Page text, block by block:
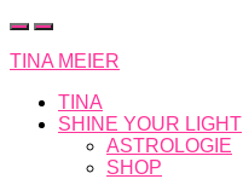
Skip
content
TINA MEIER
TINA
SHINE YOUR LIGHT
ASTROLOGIE
SHOP